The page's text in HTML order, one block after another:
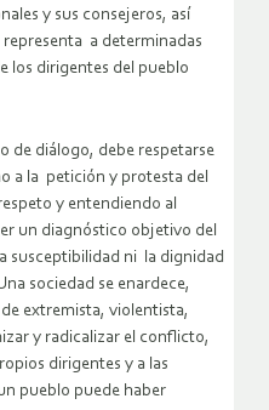
y sus consejeros, así
a determinadas
los dirigentes del pueblo
de diálogo, debe respetarse
a la petición y protesta del
y entendiendo al
un diagnóstico objetivo del
susceptibilidad ni la dignidad
sociedad se enardece,
extremista, violentista,
y radicalizar el conflicto,
dirigentes y a las
pueblo puede haber